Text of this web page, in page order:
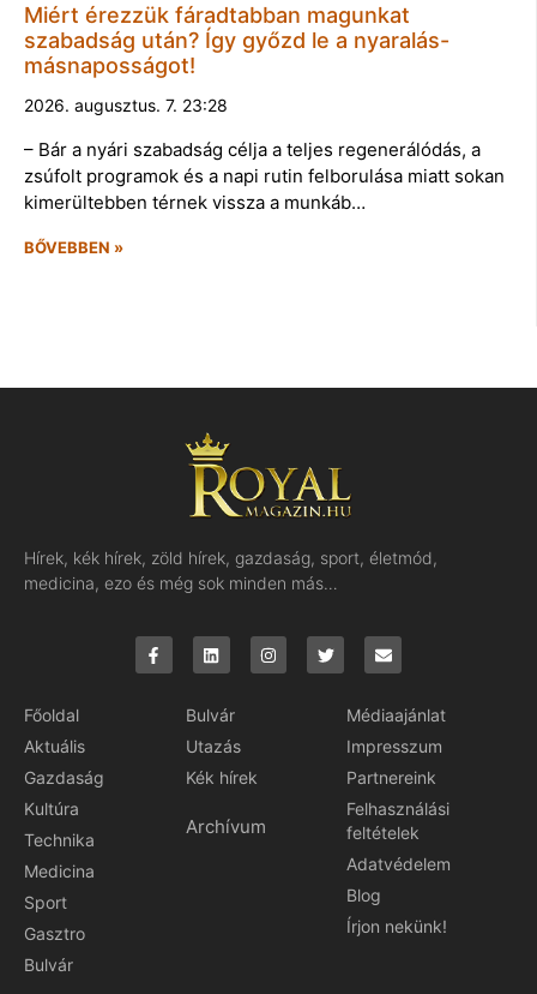
Miért érezzük fáradtabban magunkat
szabadság után? Így győzd le a nyaralás-
másnaposságot!
2026. augusztus. 7. 23:28
– Bár a nyári szabadság célja a teljes regenerálódás, a
zsúfolt programok és a napi rutin felborulása miatt sokan
kimerültebben térnek vissza a munkáb…
BŐVEBBEN »
Hírek, kék hírek, zöld hírek, gazdaság, sport, életmód,
medicina, ezo és még sok minden más…
Főoldal
Aktuális
Gazdaság
Kultúra
Technika
Medicina
Sport
Gasztro
Bulvár
Bulvár
Utazás
Kék hírek
Archívum
Médiaajánlat
Impresszum
Partnereink
Felhasználási
feltételek
Adatvédelem
Blog
Írjon nekünk!